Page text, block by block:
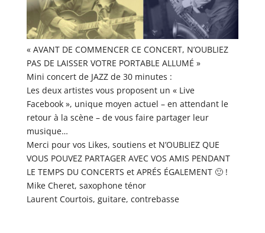
« AVANT DE COMMENCER CE CONCERT, N’OUBLIEZ
PAS DE LAISSER VOTRE PORTABLE ALLUMÉ »
Mini concert de JAZZ de 30 minutes :
Les deux artistes vous proposent un « Live
Facebook », unique moyen actuel – en attendant le
retour à la scène – de vous faire partager leur
musique…
Merci pour vos Likes, soutiens et N’OUBLIEZ QUE
VOUS POUVEZ PARTAGER AVEC VOS AMIS PENDANT
LE TEMPS DU CONCERTS et APRÉS ÉGALEMENT 🙂 !
Mike Cheret, saxophone ténor
Laurent Courtois, guitare, contrebasse